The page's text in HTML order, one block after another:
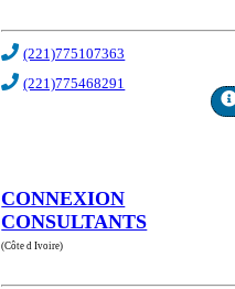
(221)775107363
(221)775468291
CONNEXION
CONSULTANTS
(Côte d Ivoire)